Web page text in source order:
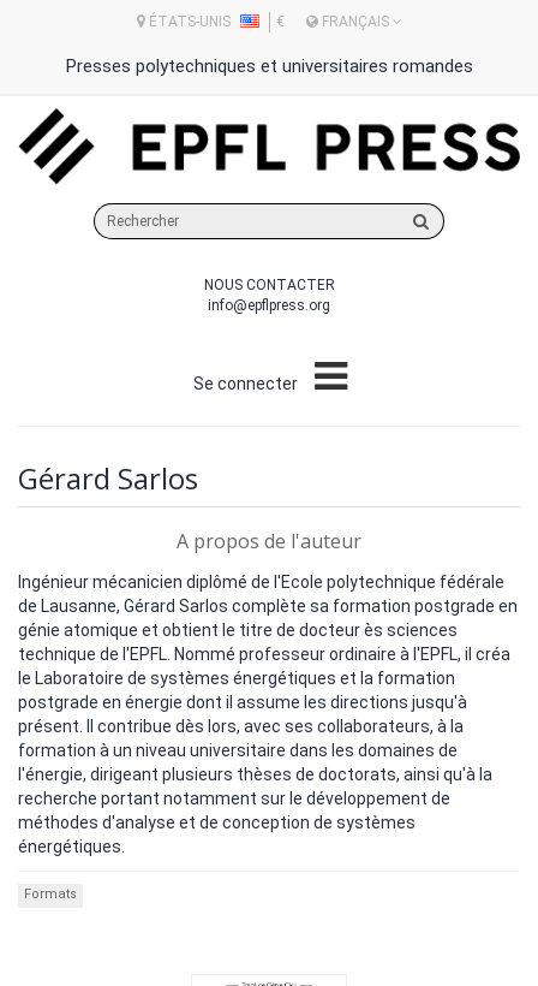
ÉTATS-UNIS € FRANÇAIS
Presses polytechniques et universitaires romandes
sur
site
NOUS CONTACTER
info@epflpress.org
Se connecter
Gérard Sarlos
A propos de l'auteur
Ingénieur mécanicien diplômé de l'Ecole polytechnique fédérale
de Lausanne, Gérard Sarlos complète sa formation postgrade en
génie atomique et obtient le titre de docteur ès sciences
technique de l'EPFL. Nommé professeur ordinaire à l'EPFL, il créa
le Laboratoire de systèmes énergétiques et la formation
postgrade en énergie dont il assume les directions jusqu'à
présent. Il contribue dès lors, avec ses collaborateurs, à la
formation à un niveau universitaire dans les domaines de
l'énergie, dirigeant plusieurs thèses de doctorats, ainsi qu'à la
recherche portant notamment sur le développement de
méthodes d'analyse et de conception de systèmes
énergétiques.
Formats